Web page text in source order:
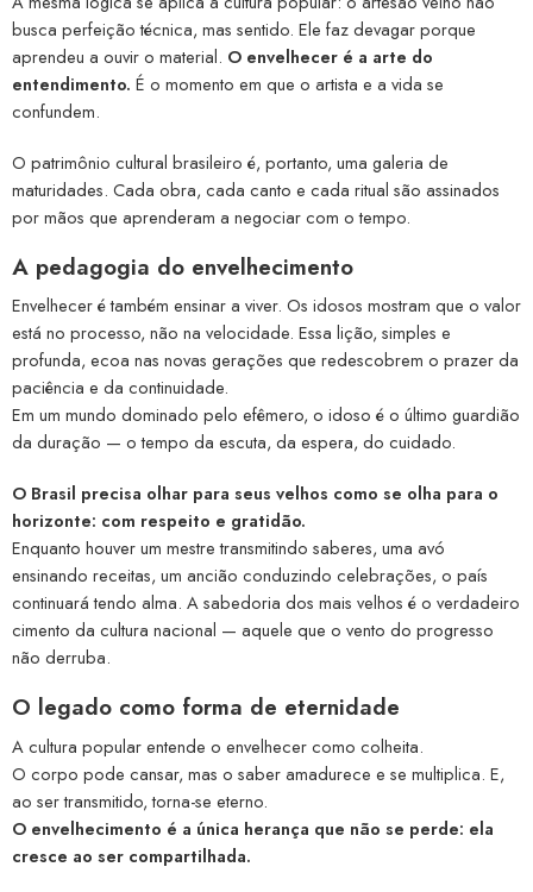
busca perfeição técnica, mas sentido. Ele faz devagar porque
aprendeu a ouvir o material. O envelhecer é a arte do
entendimento. É o momento em que o artista e a vida se
confundem.
O patrimônio cultural brasileiro é, portanto, uma galeria de
maturidades. Cada obra, cada canto e cada ritual são assinados
por mãos que aprenderam a negociar com o tempo.
A pedagogia do envelhecimento
Envelhecer é também ensinar a viver. Os idosos mostram que o valor
está no processo, não na velocidade. Essa lição, simples e
profunda, ecoa nas novas gerações que redescobrem o prazer da
paciência e da continuidade.
Em um mundo dominado pelo efêmero, o idoso é o último guardião
da duração — o tempo da escuta, da espera, do cuidado.
O Brasil precisa olhar para seus velhos como se olha para o
horizonte: com respeito e gratidão.
Enquanto houver um mestre transmitindo saberes, uma avó
ensinando receitas, um ancião conduzindo celebrações, o país
continuará tendo alma. A sabedoria dos mais velhos é o verdadeiro
cimento da cultura nacional — aquele que o vento do progresso
não derruba.
O legado como forma de eternidade
A cultura popular entende o envelhecer como colheita.
O corpo pode cansar, mas o saber amadurece e se multiplica. E,
ao ser transmitido, torna-se eterno.
O envelhecimento é a única herança que não se perde: ela
cresce ao ser compartilhada.